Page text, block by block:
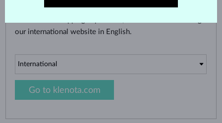
our international website in English.
Go to klenota.com